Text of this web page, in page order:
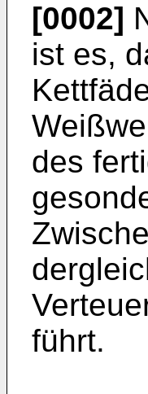
[0002]
ist es,
des
führt.